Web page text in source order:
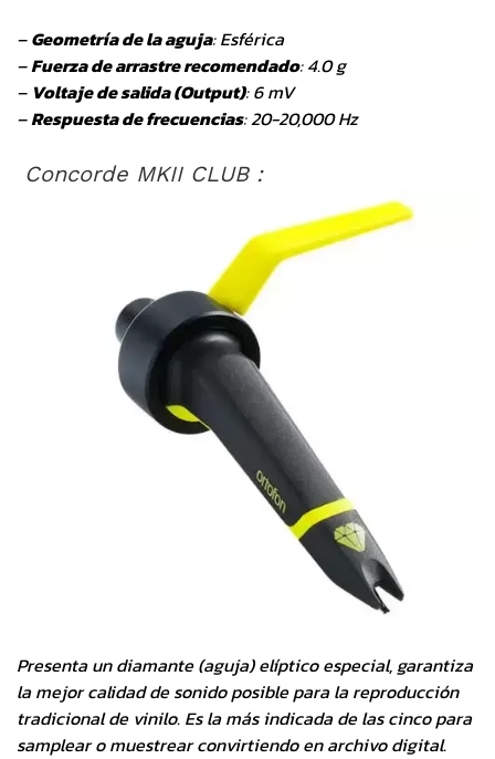
–Geometría de la aguja: Esférica
–Fuerza de arrastre recomendado: 4.0 g
– Voltaje de salida (Output): 6 mV
–Respuesta de frecuencias: 20-20,000 Hz
Concorde MKII CLUB :
Presenta un diamante (aguja) elíptico especial, garantiza
la mejor calidad de sonido posible para la reproducción
tradicional de vinilo. Es la más indicada de las cinco para
samplear o muestrear convirtiendo en archivo digital.